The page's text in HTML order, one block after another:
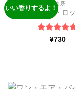
いい香りするよ！
お肉系
レオ’ズ・ロ
5段階中5
¥730